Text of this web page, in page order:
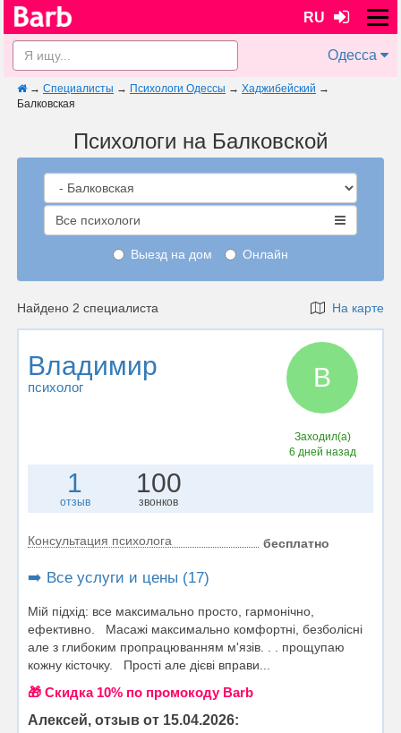
RU
Одесса
→ Специалисты → Психологи Одессы → Хаджибейский →
Балковская
Психологи на Балковской
Все психологи
Выезд на дом Онлайн
Найдено 2 специалиста На карте
Владимир
психолог В
Заходил(а)
6 дней назад
1
отзыв
100
звонков
Консультация психолога бесплатно
➡️ Все услуги и цены (17)
Мій підхід: все максимально просто, гармонічно,
ефективно. Масажі максимально комфортні, безболісні
але з глибоким пропрацюванням м'язів. . . прощупаю
кожну кісточку. Прості але дієві вправи...
🎁 Cкидка 10% по промокоду Barb
Алексей, отзыв от 15.04.2026: